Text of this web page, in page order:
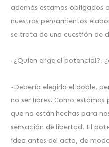
además estamos obligados
nuestros pensamientos
se trata de una cuestión de
-¿Quien elige el potencial?,
-Debería elegirlo el doble,
no ser libres. Como
que no están hechas para
sensación de libertad. El
idea antes del acto, de